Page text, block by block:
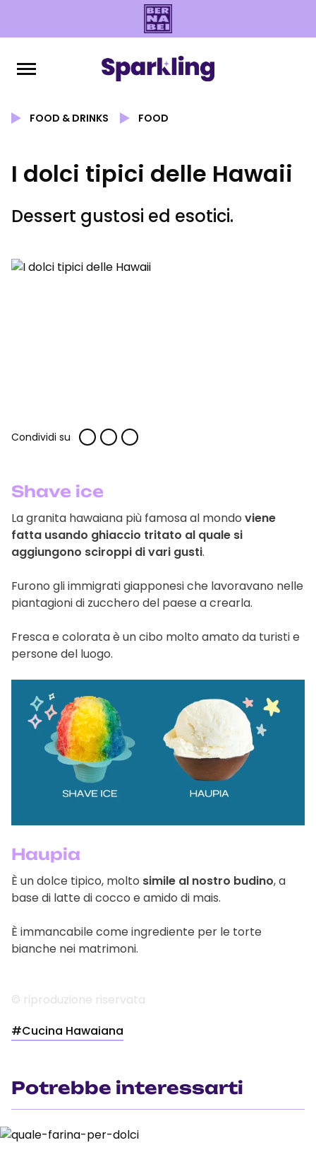
FOOD & DRINKS FOOD
I dolci tipici delle Hawaii
Dessert gustosi ed esotici.
Condividi su
Shave ice
La granita hawaiana più famosa al mondo viene
fatta usando ghiaccio tritato al quale si
aggiungono sciroppi di vari gusti.
Furono gli immigrati giapponesi che lavoravano nelle
piantagioni di zucchero del paese a crearla.
Fresca e colorata è un cibo molto amato da turisti e
persone del luogo.
Haupia
È un dolce tipico, molto simile al nostro budino, a
base di latte di cocco e amido di mais.
È immancabile come ingrediente per le torte
bianche nei matrimoni.
© riproduzione riservata
#Cucina Hawaiana
Potrebbe interessarti